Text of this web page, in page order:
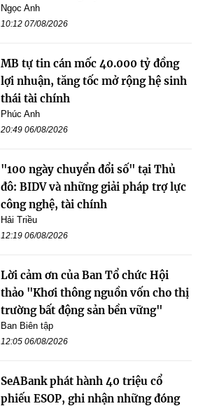
Ngọc Anh
10:12 07/08/2026
MB tự tin cán mốc 40.000 tỷ đồng
lợi nhuận, tăng tốc mở rộng hệ sinh
thái tài chính
Phúc Anh
20:49 06/08/2026
"100 ngày chuyển đổi số" tại Thủ
đô: BIDV và những giải pháp trợ lực
công nghệ, tài chính
Hải Triều
12:19 06/08/2026
Lời cảm ơn của Ban Tổ chức Hội
thảo "Khơi thông nguồn vốn cho thị
trường bất động sản bền vững"
Ban Biên tập
12:05 06/08/2026
SeABank phát hành 40 triệu cổ
phiếu ESOP, ghi nhận những đóng